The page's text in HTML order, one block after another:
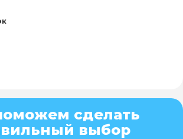
сделать
выбор